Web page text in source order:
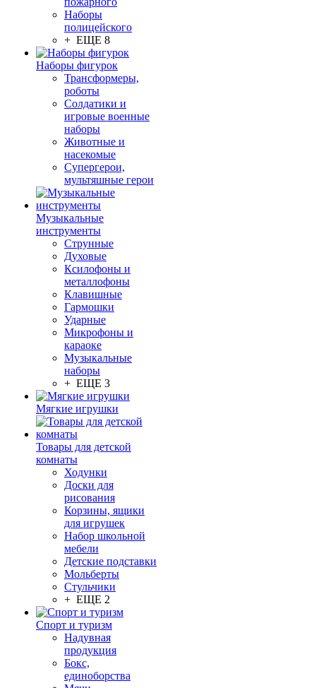
Наборы
полицейского
+ ЕЩЕ 8
Наборы фигурок
Трансформеры,
роботы
Солдатики и
игровые военные
наборы
Животные и
насекомые
Супергерои,
мультяшные герои
Музыкальные
инструменты
Струнные
Духовые
Ксилофоны и
металлофоны
Клавишные
Гармошки
Ударные
Микрофоны и
караоке
Музыкальные
наборы
+ ЕЩЕ 3
Мягкие игрушки
Товары для детской
комнаты
Ходунки
Доски для
рисования
Корзины, ящики
для игрушек
Набор школьной
мебели
Детские подставки
Мольберты
Стульчики
+ ЕЩЕ 2
Спорт и туризм
Надувная
продукция
Бокс,
единоборства